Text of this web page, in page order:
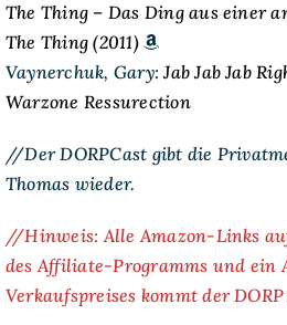
The Thing – Das Ding aus einer
The Thing (2011)
Vaynerchuk, Gary:Jab Jab Jab
Warzone Ressurection
//Der DORPCast gibt die
Thomas wieder.
//Hinweis: Alle Amazon-Links
des Affiliate-Programms und ein
Verkaufspreises kommt der